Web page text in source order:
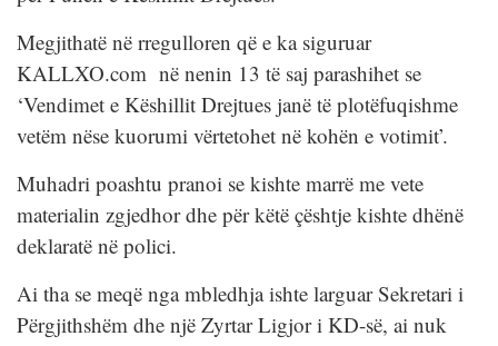
Megjithatë në rregulloren që e ka siguruar
KALLXO.com në nenin 13 të saj parashihet se
‘Vendimet e Këshillit Drejtues janë të plotëfuqishme
vetëm nëse kuorumi vërtetohet në kohën e votimit’.
Muhadri poashtu pranoi se kishte marrë me vete
materialin zgjedhor dhe për këtë çështje kishte dhënë
deklaratë në polici.
Ai tha se meqë nga mbledhja ishte larguar Sekretari i
Përgjithshëm dhe një Zyrtar Ligjor i KD-së, ai nuk